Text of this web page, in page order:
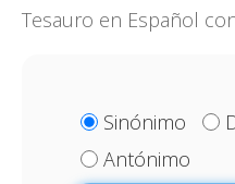
Tesauro en Español
Sinónimo
Antónimo